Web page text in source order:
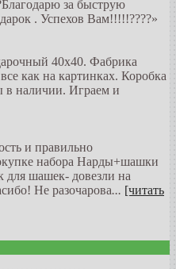
за быструю
. Успехов Вам!!!!!????»
40х40. Фабрика
как на картинках. Коробка
в наличии. Играем и
и правильно
набора Нарды+шашки
для шашек- довезли на
Не разочарова... [читать